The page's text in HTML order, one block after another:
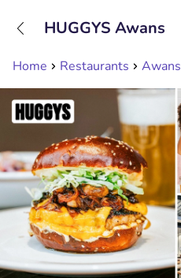
Home Restaurants Awans
HUGGYS Awans